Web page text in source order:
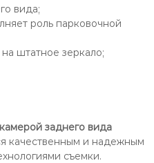
вида;
роль парковочной
штатное зеркало;
заднего вида
качественным и надежным
съемки.